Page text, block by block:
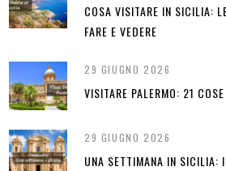
COSA VISITARE IN SICILIA:
FARE E VEDERE
29 GIUGNO 2026
VISITARE PALERMO: 21
29 GIUGNO 2026
UNA SETTIMANA IN SICILIA: